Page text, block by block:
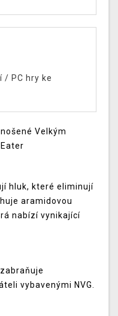
/ PC hry ke
Velkým
hluk, které eliminují
aramidovou
nabízí vynikající
vybavenými NVG.